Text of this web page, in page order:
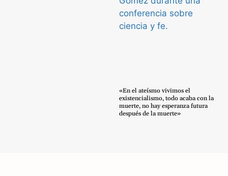
«En el ateísmo vivimos el
existencialismo, todo acaba con la
muerte, no hay esperanza futura
después de la muerte»